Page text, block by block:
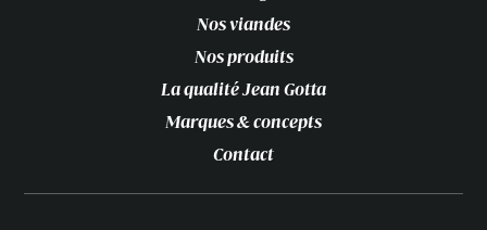
Nos viandes
Nos produits
La qualité Jean Gotta
Marques & concepts
Contact